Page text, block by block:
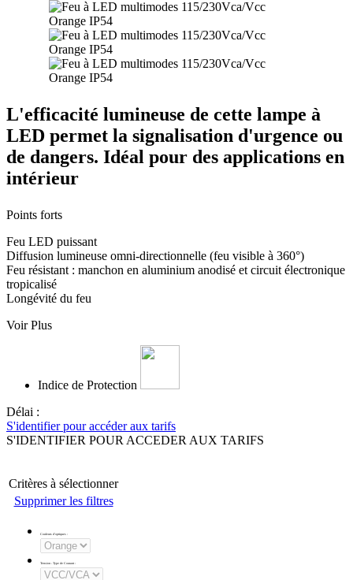
L'efficacité lumineuse de cette lampe à
LED permet la signalisation d'urgence ou
de dangers. Idéal pour des applications en
intérieur
Points forts
Feu LED puissant
Diffusion lumineuse omni-directionnelle (feu visible à 360°)
Feu résistant : manchon en aluminium anodisé et circuit électronique
tropicalisé
Longévité du feu
Voir Plus
Indice de Protection
Délai :
S'identifier pour accéder aux tarifs
S'IDENTIFIER POUR ACCEDER AUX TARIFS
Critères à sélectionner
Supprimer les filtres
Couleurs d'optiques :
Tension - Type de Courant :